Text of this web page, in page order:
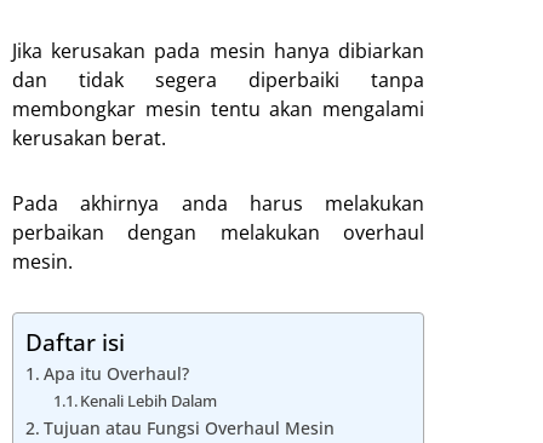
Jika kerusakan pada mesin hanya dibiarkan
dan tidak segera diperbaiki tanpa
membongkar mesin tentu akan mengalami
kerusakan berat.
Pada akhirnya anda harus melakukan
perbaikan dengan melakukan overhaul
mesin.
Daftar isi
Apa itu Overhaul?
Kenali Lebih Dalam
Tujuan atau Fungsi Overhaul Mesin